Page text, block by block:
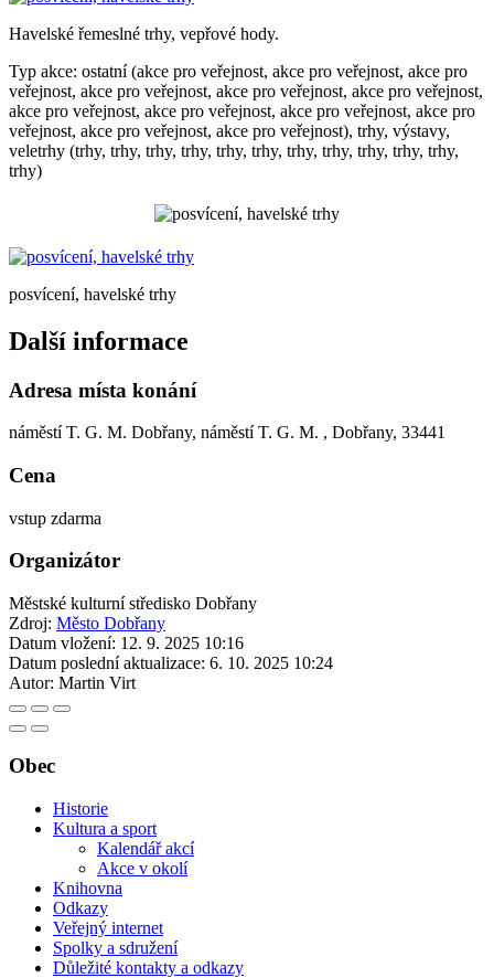
Havelské řemeslné trhy, vepřové hody.
Typ akce: ostatní (akce pro veřejnost, akce pro veřejnost, akce pro
veřejnost, akce pro veřejnost, akce pro veřejnost, akce pro veřejnost,
akce pro veřejnost, akce pro veřejnost, akce pro veřejnost, akce pro
veřejnost, akce pro veřejnost, akce pro veřejnost), trhy, výstavy,
veletrhy (trhy, trhy, trhy, trhy, trhy, trhy, trhy, trhy, trhy, trhy, trhy,
trhy)
posvícení, havelské trhy
Další informace
Adresa místa konání
náměstí T. G. M. Dobřany, náměstí T. G. M. , Dobřany, 33441
Cena
vstup zdarma
Organizátor
Městské kulturní středisko Dobřany
Zdroj: Město Dobřany
Datum vložení: 12. 9. 2025 10:16
Datum poslední aktualizace: 6. 10. 2025 10:24
Autor: Martin Virt
Obec
Historie
Kultura a sport
Kalendář akcí
Akce v okolí
Knihovna
Odkazy
Veřejný internet
Spolky a sdružení
Důležité kontakty a odkazy